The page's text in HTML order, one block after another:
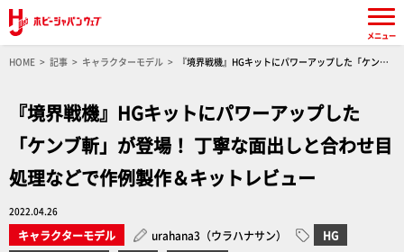
HOME 記事 キャラクターモデル
『境界戦機』HGキットにパワーアップした「ケンブ
『境界戦機』HGキットにパワーアップした
「ケンブ斬」が登場！ 丁寧な面出しと合わせ目
処理などで作例製作＆キットレビュー
2022.04.26
キャラクターモデル urahana3（ウラハナサン）
HG
メニュー